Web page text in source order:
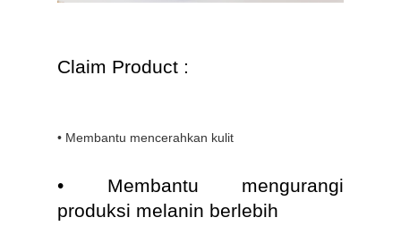
Claim Product :
• Membantu mencerahkan kulit
• Membantu mengurangi
produksi melanin berlebih